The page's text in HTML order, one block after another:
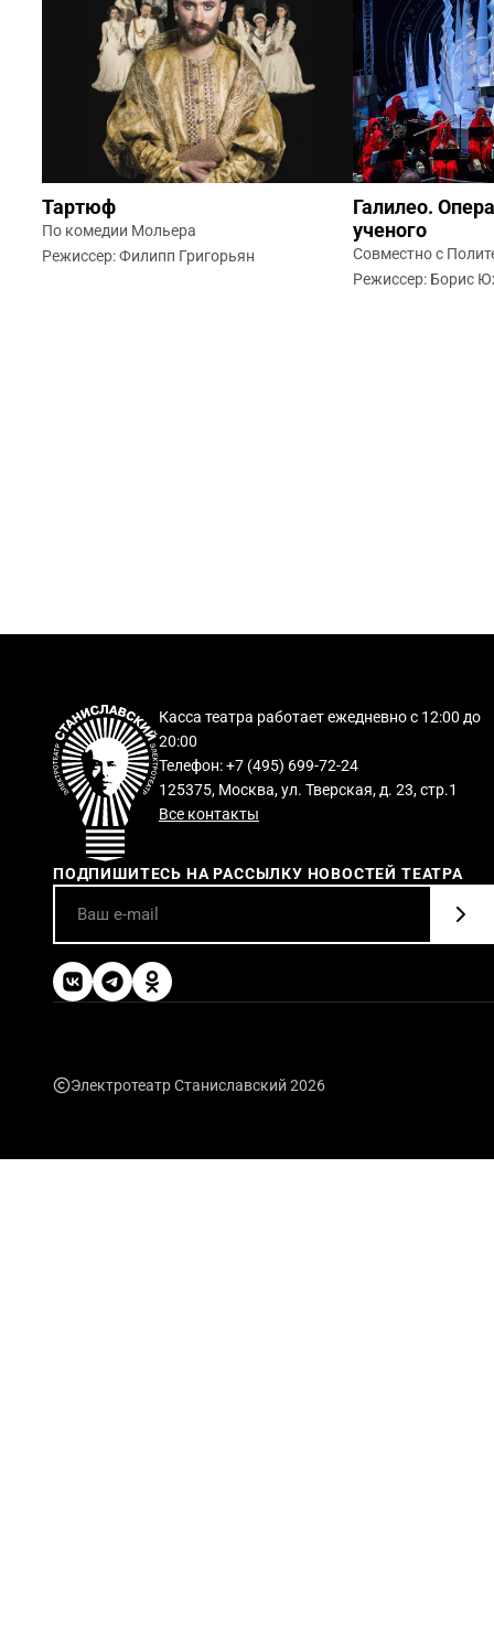
Тартюф
По комедии Мольера
Режиссер: Филипп Григорьян
Галилео.
ученого
Совместно с
Режиссер: Борис
Касса театра работает ежедневно с 12:00 до
20:00
Телефон: +7 (495) 699-72-24
125375, Москва, ул. Тверская, д. 23, стр.1
Все контакты
ПОДПИШИТЕСЬ НА РАССЫЛКУ НОВОСТЕЙ ТЕАТРА
Электротеатр Станиславский 2026